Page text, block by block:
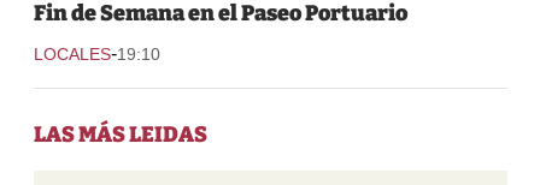
Fin de Semana en el Paseo Portuario
LOCALES-19:10
LAS MÁS LEIDAS